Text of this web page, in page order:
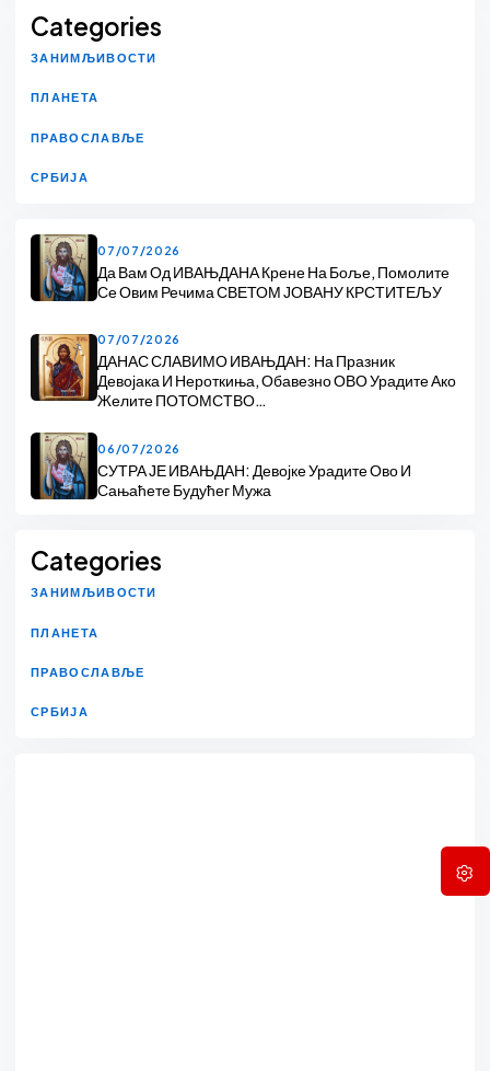
Categories
ЗАНИМЉИВОСТИ
ПЛАНЕТА
ПРАВОСЛАВЉЕ
СРБИЈА
07/07/2026
Да Вам Од ИВАЊДАНА Крене На Боље, Помолите
Се Овим Речима СВЕТОМ ЈОВАНУ КРСТИТЕЉУ
07/07/2026
ДАНАС СЛАВИМО ИВАЊДАН: На Празник
Девојака И Нероткиња, Обавезно ОВО Урадите Ако
Желите ПОТОМСТВО…
06/07/2026
СУТРА ЈЕ ИВАЊДАН: Девојке Урадите Ово И
Сањаћете Будућег Мужа
Categories
ЗАНИМЉИВОСТИ
ПЛАНЕТА
ПРАВОСЛАВЉЕ
СРБИЈА